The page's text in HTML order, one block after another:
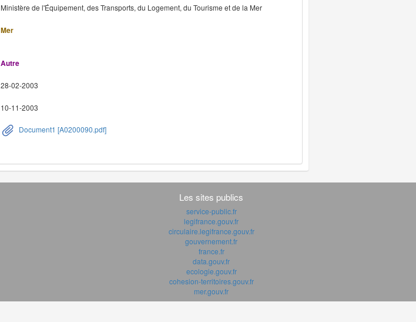
Ministère de l'Équipement, des Transports, du Logement, du Tourisme et de la Mer
Mer
Autre
28-02-2003
10-11-2003
Document1 [A0200090.pdf]
Les sites publics
service-public.fr
legifrance.gouv.fr
circulaire.legifrance.gouv.fr
gouvernement.fr
france.fr
data.gouv.fr
ecologie.gouv.fr
cohesion-territoires.gouv.fr
mer.gouv.fr